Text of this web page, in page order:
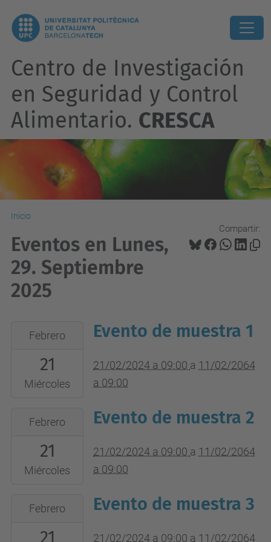
Centro de Investigación
en Seguridad y Control
Alimentario. CRESCA
Inicio
Compartir:
Eventos en Lunes,
29. Septiembre
2025
2024-
21T09:00:00+01:00
2064-
11T09:00:00+01:00
evento
Febrero
21
Miércoles
Evento de muestra 1
21/02/2024 a 09:00 a 11/02/2064
a 09:00
2024-
21T09:00:00+01:00
2064-
11T09:00:00+01:00
Febrero
21
Miércoles
Evento de muestra 2
21/02/2024 a 09:00 a 11/02/2064
a 09:00
2024-
21T09:00:00+01:00
Febrero
21
Evento de muestra 3
21/02/2024 a 09:00 a 11/02/2064